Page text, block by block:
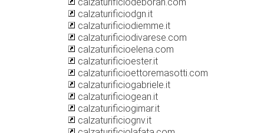
calzaturificiodgn.it
calzaturificiodiemme.it
calzaturificiodivarese.com
calzaturificioelena.com
calzaturificioester.it
calzaturificioettoremasotti.com
calzaturificiogabriele.it
calzaturificiogean.it
calzaturificiogimar.it
calzaturificiognv.it